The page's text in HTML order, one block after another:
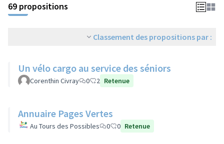
69 propositions
Classement des propositions par :
Un vélo cargo au service des séniors
Corenthin Civray 0 2 Retenue
Annuaire Pages Vertes
Au Tours des Possibles 0 0 Retenue